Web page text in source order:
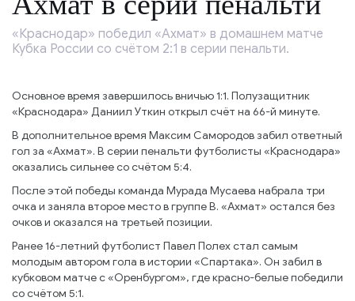
«Краснодар» победил «Ахмат» в домашнем матче
Кубка России со счётом 2:1 в серии пенальти.
Основное время завершилось вничью 1:1. Полузащитник
«Краснодара» Даниил Уткин открыл счёт на 66-й минуте.
В дополнительное время Максим Самородов забил ответный
гол за «Ахмат». В серии пенальти футболисты «Краснодара»
оказались сильнее со счётом 5:4.
После этой победы команда Мурада Мусаева набрала три
очка и заняла второе место в группе В. «Ахмат» остался без
очков и оказался на третьей позиции.
Ранее 16-летний футболист Павел Полех стал самым
молодым автором гола в истории «Спартака». Он забил в
кубковом матче с «Оренбургом», где красно-белые победили
со счётом 5:1.